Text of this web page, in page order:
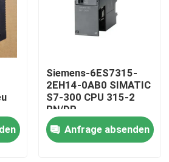
Siemens-6ES7315-
2EH14-0AB0 SIMATIC
S7-300 CPU 315-2
PN/DP
Anfrage absenden